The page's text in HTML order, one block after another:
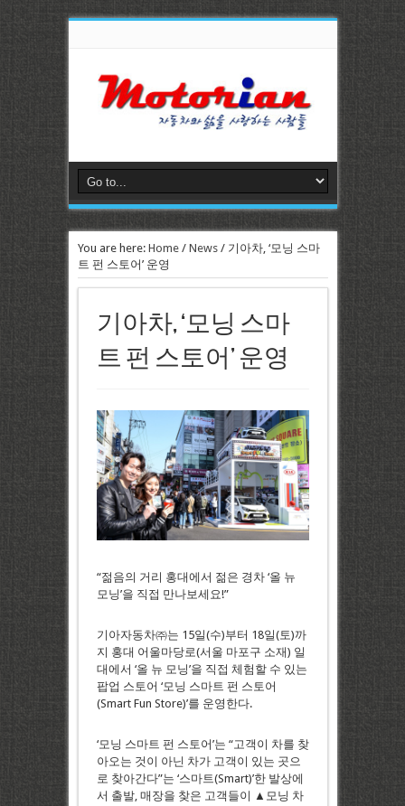
You are here: Home/ News/ 기아차, ‘모닝 스마
트 펀 스토어’ 운영
기아차, ‘모닝 스마
트 펀 스토어’ 운영
“젊음의 거리 홍대에서 젊은 경차 ‘올 뉴
모닝’을 직접 만나보세요!”
기아자동차㈜는 15일(수)부터 18일(토)까
지 홍대 어울마당로(서울 마포구 소재) 일
대에서 ‘올 뉴 모닝’을 직접 체험할 수 있는
팝업 스토어 ‘모닝 스마트 펀 스토어
(Smart Fun Store)’를 운영한다.
‘모닝 스마트 펀 스토어’는 “고객이 차를 찾
아오는 것이 아닌 차가 고객이 있는 곳으
로 찾아간다”는 ‘스마트(Smart)’한 발상에
서 출발, 매장을 찾은 고객들이 ▲모닝 차